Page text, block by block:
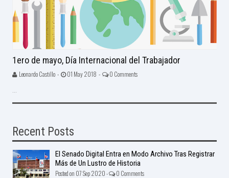
1ero de mayo, Día Internacional del Trabajador
Leonardo Castillo - 01 May 2018 - 0 Comments
Recent Posts
El Senado Digital Entra en Modo Archivo Tras Registrar
Más de Un Lustro de Historia
Posted on 07 Sep 2020 - 0 Comments